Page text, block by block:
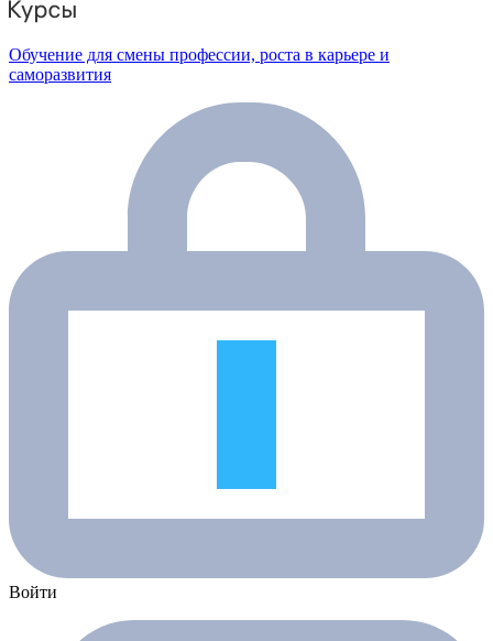
Обучение для смены профессии, роста в карьере и
саморазвития
Войти